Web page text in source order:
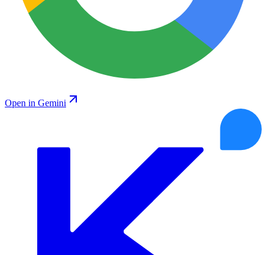
Open in Gemini